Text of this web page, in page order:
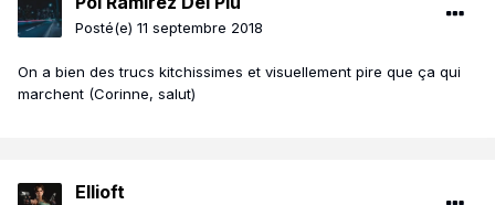
Posté(e) 11 septembre 2018
On a bien des trucs kitchissimes et visuellement pire que ça qui
marchent (Corinne, salut)
Ellioft